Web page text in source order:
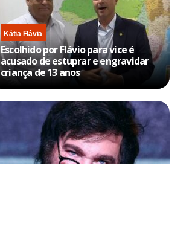
Kátia Flávia
Escolhido por Flávio para vice é
acusado de estuprar e engravidar
criança de 13 anos